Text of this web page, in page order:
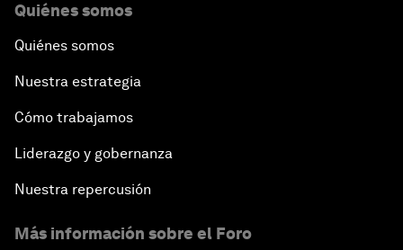
Quiénes somos
Quiénes somos
Nuestra estrategia
Cómo trabajamos
Liderazgo y gobernanza
Nuestra repercusión
Más información sobre el Foro